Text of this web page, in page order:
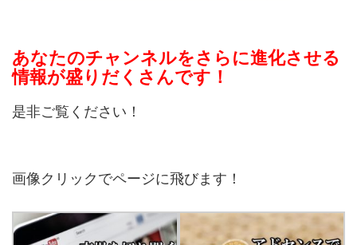
あなたのチャンネルをさらに進化させる
情報が盛りだくさんです！
是非ご覧ください！
画像クリックでページに飛びます！